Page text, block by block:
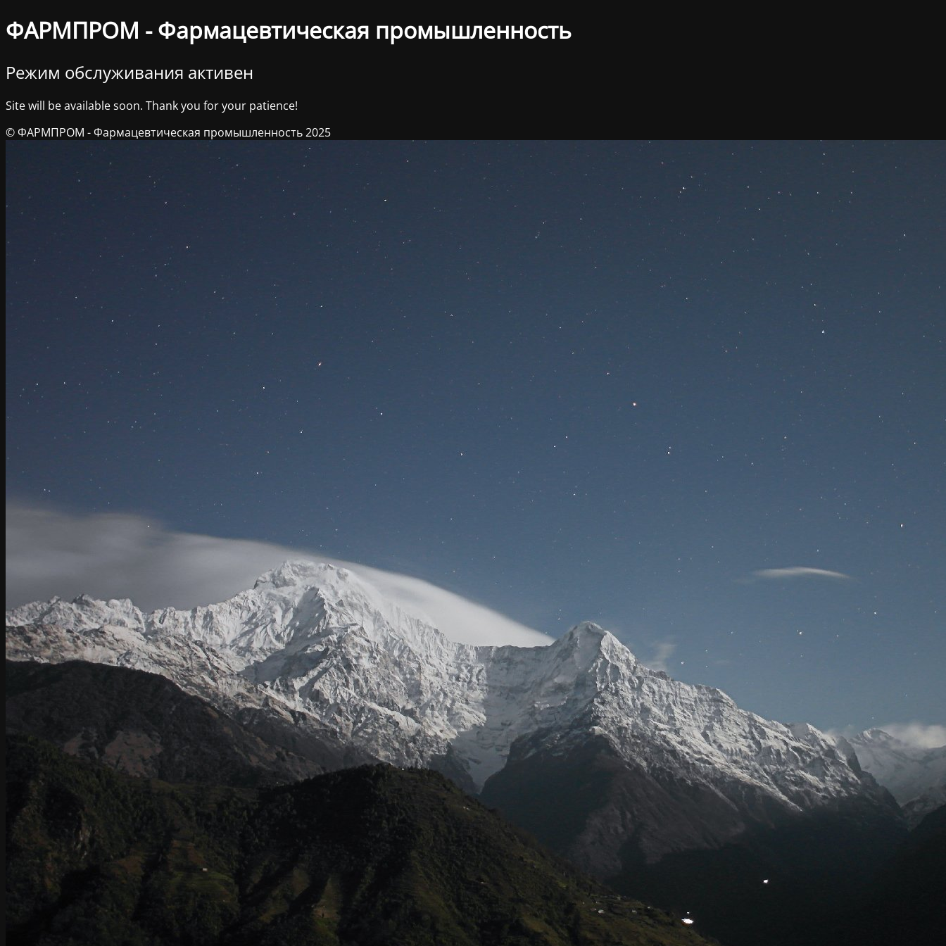
ФАРМПРОМ - Фармацевтическая промышленность
Режим обслуживания активен
Site will be available soon. Thank you for your patience!
© ФАРМПРОМ - Фармацевтическая промышленность 2025